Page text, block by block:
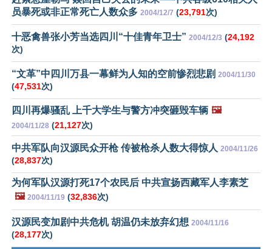
员暴死或非正常死亡人数众多 2004/12/7 (23,791次)
十恶禽兽张小芳当选四川“十佳青年卫士” 2004/12/3 (24,192
次)
“文革”中四川万县一幕鲜为人知的空前惨烈悲剧 2004/11/30
(47,531次)
四川再爆骚乱 上千大学生与警方冲突砸毁车辆 🖼️
2004/11/28 (21,127次)
中共军队向汉源民众开枪 传被枪杀人数大得惊人 2004/11/26
(28,837次)
为何军队汉源打死17个农民后 中共宣扬西藏军人李素芝
🖼️ 2004/11/19 (32,836次)
汉源民变加剧中共危机 胡温仍未放弃幻想 2004/11/16
(28,177次)